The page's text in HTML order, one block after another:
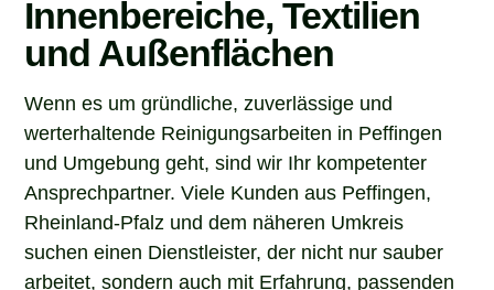
Innenbereiche, Textilien
und Außenflächen
Wenn es um gründliche, zuverlässige und
werterhaltende Reinigungsarbeiten in Peffingen
und Umgebung geht, sind wir Ihr kompetenter
Ansprechpartner. Viele Kunden aus Peffingen,
Rheinland-Pfalz und dem näheren Umkreis
suchen einen Dienstleister, der nicht nur sauber
arbeitet, sondern auch mit Erfahrung, passenden